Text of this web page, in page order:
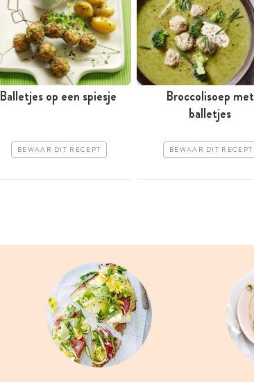
Balletjes op een spiesje
BEWAAR DIT RECEPT
Broccolisoep met
balletjes
BEWAAR DIT RECEPT